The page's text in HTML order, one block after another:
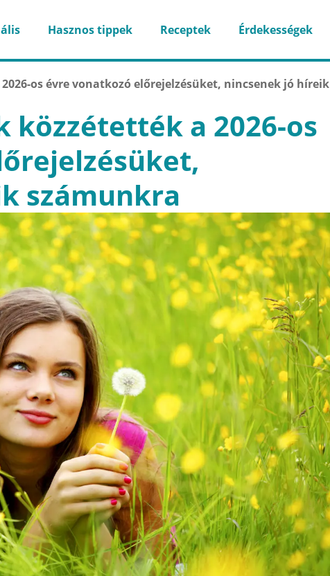
Hasznos tippek Receptek Érdekességek
os évre vonatkozó előrejelzésüket, nincsenek jó híreik
közzétették a 2026-os
számunkra